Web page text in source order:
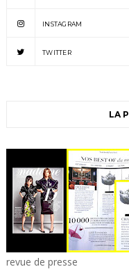
INSTAGRAM
TWITTER
LA
revue de presse